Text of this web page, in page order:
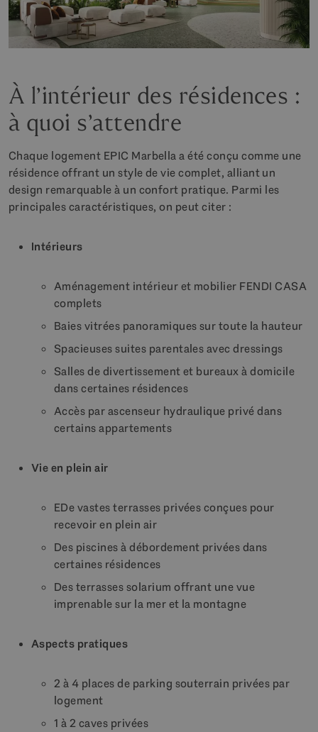
À l’intérieur des résidences :
à quoi s’attendre
Chaque logement EPIC Marbella a été conçu comme une
résidence offrant un style de vie complet, alliant un
design remarquable à un confort pratique. Parmi les
principales caractéristiques, on peut citer :
Intérieurs
Aménagement intérieur et mobilier FENDI CASA
complets
Baies vitrées panoramiques sur toute la hauteur
Spacieuses suites parentales avec dressings
Salles de divertissement et bureaux à domicile
dans certaines résidences
Accès par ascenseur hydraulique privé dans
certains appartements
Vie en plein air
EDe vastes terrasses privées conçues pour
recevoir en plein air
Des piscines à débordement privées dans
certaines résidences
Des terrasses solarium offrant une vue
imprenable sur la mer et la montagne
Aspects pratiques
2 à 4 places de parking souterrain privées par
logement
1 à 2 caves privées